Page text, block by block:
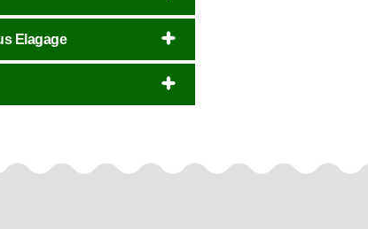
Elagage